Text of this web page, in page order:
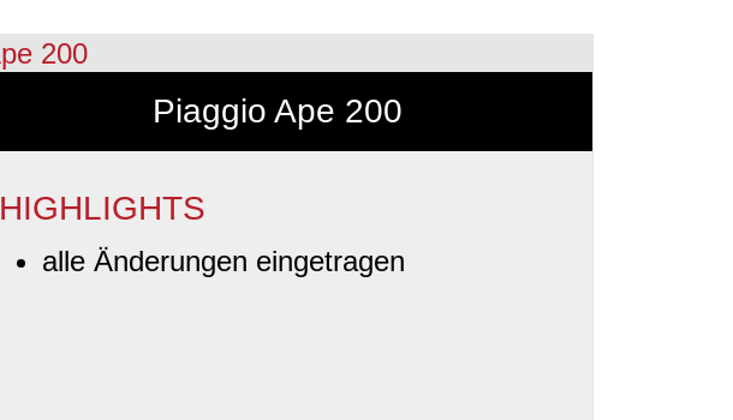
Piaggio Ape 200
HIGHLIGHTS
alle Änderungen eingetragen